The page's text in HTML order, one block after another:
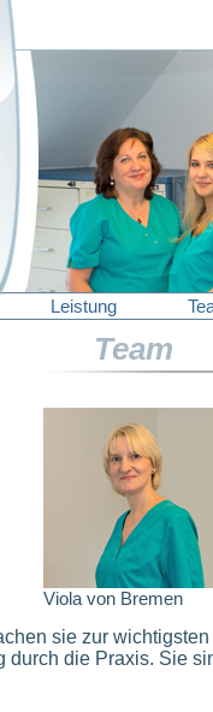
Leistung
Team
Viola von Bremen
sie zur
die Praxis. Sie